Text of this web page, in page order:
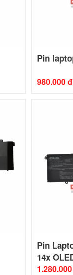
Pin
980.000 đ
Pin
14x